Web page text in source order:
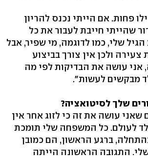
פחות. אם הייתי נכנס להריון
שהייתי חייבת לעבור את כל
שלי, כמו לדוגמה, מי שפיר, אבל
צעירה ולכן אין צורך בביצוע
אני עושה את הבדיקות לפי מה
מבקשים לעשות".
שלך לסיטואציה?
עושה את זה כי לזוג אחר אין
לעולם. כל המשפחה שלי תומכת
ברגע הראשון, הם כמובן
התגובה הראשונה הייתה